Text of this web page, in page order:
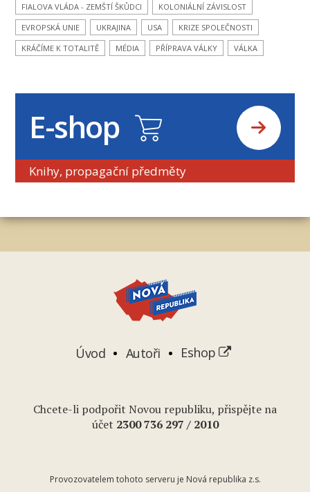
FIALOVA VLÁDA - ZEMŠTÍ ŠKŮDCI
KOLONIÁLNÍ ZÁVISLOST
EVROPSKÁ UNIE
UKRAJINA USA
KRIZE SPOLEČNOSTI
KRÁČÍME K TOTALITĚ
MÉDIA PŘÍPRAVA VÁLKY VÁLKA
E-shop
Knihy, propagační předměty
Úvod Autoři Eshop
Chcete-li podpořit Novou republiku, přispějte na
účet 2300 736 297 / 2010
Provozovatelem tohoto serveru je Nová republika z.s.